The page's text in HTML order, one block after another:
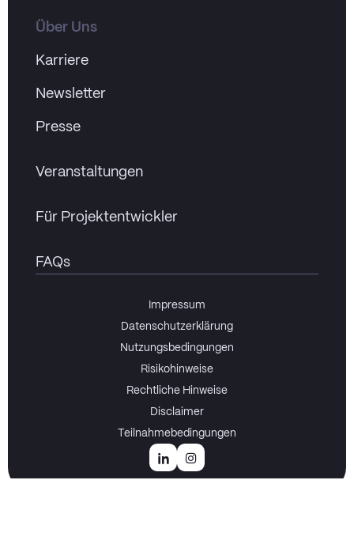
Über Uns
Karriere
Newsletter
Presse
Veranstaltungen
Für Projektentwickler
FAQs
Impressum
Datenschutzerklärung
Nutzungsbedingungen
Risikohinweise
Rechtliche Hinweise
Disclaimer
Teilnahmebedingungen